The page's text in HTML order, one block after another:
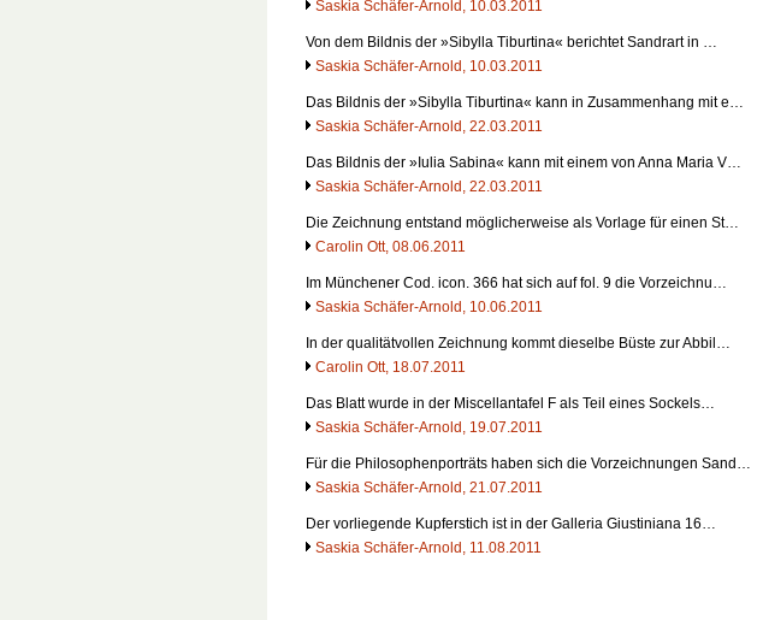
Saskia Schäfer-Arnold, 10.03.2011
Von dem Bildnis der »Sibylla Tiburtina« berichtet Sandrart in …
Saskia Schäfer-Arnold, 10.03.2011
Das Bildnis der »Sibylla Tiburtina« kann in Zusammenhang mit e…
Saskia Schäfer-Arnold, 22.03.2011
Das Bildnis der »Iulia Sabina« kann mit einem von Anna Maria V…
Saskia Schäfer-Arnold, 22.03.2011
Die Zeichnung entstand möglicherweise als Vorlage für einen St…
Carolin Ott, 08.06.2011
Im Münchener Cod. icon. 366 hat sich auf fol. 9 die Vorzeichnu…
Saskia Schäfer-Arnold, 10.06.2011
In der qualitätvollen Zeichnung kommt dieselbe Büste zur Abbil…
Carolin Ott, 18.07.2011
Das Blatt wurde in der Miscellantafel F als Teil eines Sockels…
Saskia Schäfer-Arnold, 19.07.2011
Für die Philosophenporträts haben sich die Vorzeichnungen Sand…
Saskia Schäfer-Arnold, 21.07.2011
Der vorliegende Kupferstich ist in der Galleria Giustiniana 16…
Saskia Schäfer-Arnold, 11.08.2011